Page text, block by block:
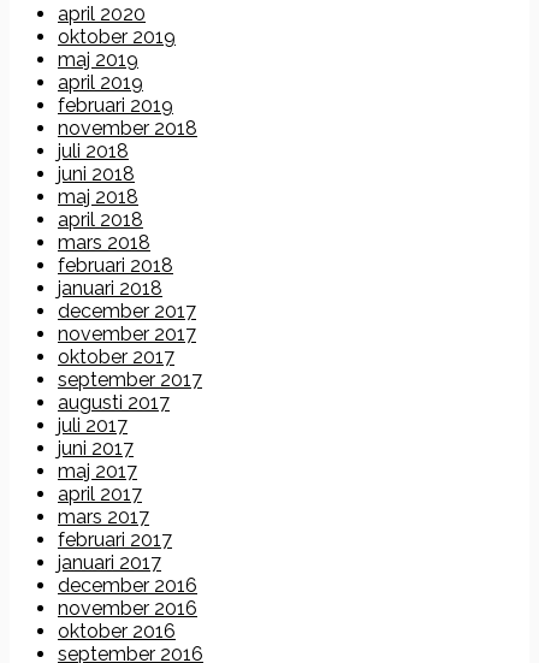
april 2020
oktober 2019
maj 2019
april 2019
februari 2019
november 2018
juli 2018
juni 2018
maj 2018
april 2018
mars 2018
februari 2018
januari 2018
december 2017
november 2017
oktober 2017
september 2017
augusti 2017
juli 2017
juni 2017
maj 2017
april 2017
mars 2017
februari 2017
januari 2017
december 2016
november 2016
oktober 2016
september 2016